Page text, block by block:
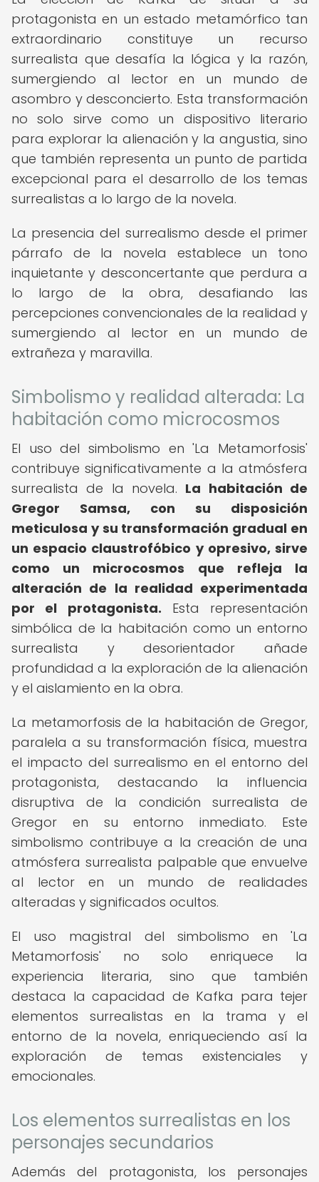
protagonista en un estado metamórfico tan
extraordinario constituye un recurso
surrealista que desafía la lógica y la razón,
sumergiendo al lector en un mundo de
asombro y desconcierto. Esta transformación
no solo sirve como un dispositivo literario
para explorar la alienación y la angustia, sino
que también representa un punto de partida
excepcional para el desarrollo de los temas
surrealistas a lo largo de la novela.
La presencia del surrealismo desde el primer
párrafo de la novela establece un tono
inquietante y desconcertante que perdura a
lo largo de la obra, desafiando las
percepciones convencionales de la realidad y
sumergiendo al lector en un mundo de
extrañeza y maravilla.
Simbolismo y realidad alterada: La
habitación como microcosmos
El uso del simbolismo en 'La Metamorfosis'
contribuye significativamente a la atmósfera
surrealista de la novela. La habitación de
Gregor Samsa, con su disposición
meticulosa y su transformación gradual en
un espacio claustrofóbico y opresivo, sirve
como un microcosmos que refleja la
alteración de la realidad experimentada
por el protagonista. Esta representación
simbólica de la habitación como un entorno
surrealista y desorientador añade
profundidad a la exploración de la alienación
y el aislamiento en la obra.
La metamorfosis de la habitación de Gregor,
paralela a su transformación física, muestra
el impacto del surrealismo en el entorno del
protagonista, destacando la influencia
disruptiva de la condición surrealista de
Gregor en su entorno inmediato. Este
simbolismo contribuye a la creación de una
atmósfera surrealista palpable que envuelve
al lector en un mundo de realidades
alteradas y significados ocultos.
El uso magistral del simbolismo en 'La
Metamorfosis' no solo enriquece la
experiencia literaria, sino que también
destaca la capacidad de Kafka para tejer
elementos surrealistas en la trama y el
entorno de la novela, enriqueciendo así la
exploración de temas existenciales y
emocionales.
Los elementos surrealistas en los
personajes secundarios
Además del protagonista, los personajes